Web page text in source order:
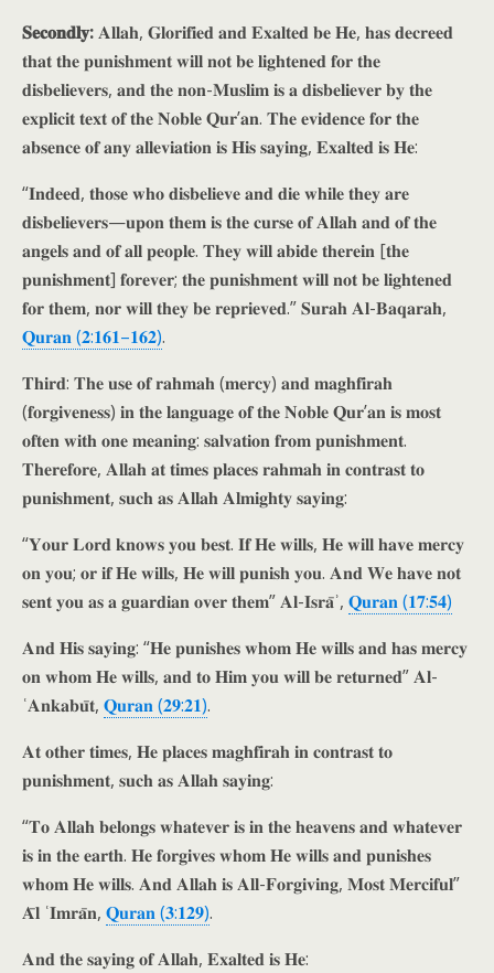
𝐒𝐞𝐜𝐨𝐧𝐝𝐥𝐲:𝐀𝐥𝐥𝐚𝐡, 𝐆𝐥𝐨𝐫𝐢𝐟𝐢𝐞𝐝 𝐚𝐧𝐝 𝐄𝐱𝐚𝐥𝐭𝐞𝐝 𝐛𝐞 𝐇𝐞, 𝐡𝐚𝐬 𝐝𝐞𝐜𝐫𝐞𝐞𝐝
𝐭𝐡𝐚𝐭 𝐭𝐡𝐞 𝐩𝐮𝐧𝐢𝐬𝐡𝐦𝐞𝐧𝐭 𝐰𝐢𝐥𝐥 𝐧𝐨𝐭 𝐛𝐞 𝐥𝐢𝐠𝐡𝐭𝐞𝐧𝐞𝐝 𝐟𝐨𝐫 𝐭𝐡𝐞
𝐝𝐢𝐬𝐛𝐞𝐥𝐢𝐞𝐯𝐞𝐫𝐬, 𝐚𝐧𝐝 𝐭𝐡𝐞 𝐧𝐨𝐧-𝐌𝐮𝐬𝐥𝐢𝐦 𝐢𝐬 𝐚 𝐝𝐢𝐬𝐛𝐞𝐥𝐢𝐞𝐯𝐞𝐫 𝐛𝐲 𝐭𝐡𝐞
𝐞𝐱𝐩𝐥𝐢𝐜𝐢𝐭 𝐭𝐞𝐱𝐭 𝐨𝐟 𝐭𝐡𝐞 𝐍𝐨𝐛𝐥𝐞 𝐐𝐮𝐫’𝐚𝐧. 𝐓𝐡𝐞 𝐞𝐯𝐢𝐝𝐞𝐧𝐜𝐞 𝐟𝐨𝐫 𝐭𝐡𝐞
𝐚𝐛𝐬𝐞𝐧𝐜𝐞 𝐨𝐟 𝐚𝐧𝐲 𝐚𝐥𝐥𝐞𝐯𝐢𝐚𝐭𝐢𝐨𝐧 𝐢𝐬 𝐇𝐢𝐬 𝐬𝐚𝐲𝐢𝐧𝐠, 𝐄𝐱𝐚𝐥𝐭𝐞𝐝 𝐢𝐬 𝐇𝐞:
“𝐈𝐧𝐝𝐞𝐞𝐝, 𝐭𝐡𝐨𝐬𝐞 𝐰𝐡𝐨 𝐝𝐢𝐬𝐛𝐞𝐥𝐢𝐞𝐯𝐞 𝐚𝐧𝐝 𝐝𝐢𝐞 𝐰𝐡𝐢𝐥𝐞 𝐭𝐡𝐞𝐲 𝐚𝐫𝐞
𝐝𝐢𝐬𝐛𝐞𝐥𝐢𝐞𝐯𝐞𝐫𝐬—𝐮𝐩𝐨𝐧 𝐭𝐡𝐞𝐦 𝐢𝐬 𝐭𝐡𝐞 𝐜𝐮𝐫𝐬𝐞 𝐨𝐟 𝐀𝐥𝐥𝐚𝐡 𝐚𝐧𝐝 𝐨𝐟 𝐭𝐡𝐞
𝐚𝐧𝐠𝐞𝐥𝐬 𝐚𝐧𝐝 𝐨𝐟 𝐚𝐥𝐥 𝐩𝐞𝐨𝐩𝐥𝐞. 𝐓𝐡𝐞𝐲 𝐰𝐢𝐥𝐥 𝐚𝐛𝐢𝐝𝐞 𝐭𝐡𝐞𝐫𝐞𝐢𝐧 [𝐭𝐡𝐞
𝐩𝐮𝐧𝐢𝐬𝐡𝐦𝐞𝐧𝐭] 𝐟𝐨𝐫𝐞𝐯𝐞𝐫; 𝐭𝐡𝐞 𝐩𝐮𝐧𝐢𝐬𝐡𝐦𝐞𝐧𝐭 𝐰𝐢𝐥𝐥 𝐧𝐨𝐭 𝐛𝐞 𝐥𝐢𝐠𝐡𝐭𝐞𝐧𝐞𝐝
𝐟𝐨𝐫 𝐭𝐡𝐞𝐦, 𝐧𝐨𝐫 𝐰𝐢𝐥𝐥 𝐭𝐡𝐞𝐲 𝐛𝐞 𝐫𝐞𝐩𝐫𝐢𝐞𝐯𝐞𝐝.” 𝐒𝐮𝐫𝐚𝐡 𝐀𝐥-𝐁𝐚𝐪𝐚𝐫𝐚𝐡,
𝐐𝐮𝐫𝐚𝐧 (𝟐:𝟏𝟔𝟏–𝟏𝟔𝟐).
𝐓𝐡𝐢𝐫𝐝: 𝐓𝐡𝐞 𝐮𝐬𝐞 𝐨𝐟 𝐫𝐚𝐡𝐦𝐚𝐡 (𝐦𝐞𝐫𝐜𝐲) 𝐚𝐧𝐝 𝐦𝐚𝐠𝐡𝐟𝐢𝐫𝐚𝐡
(𝐟𝐨𝐫𝐠𝐢𝐯𝐞𝐧𝐞𝐬𝐬) 𝐢𝐧 𝐭𝐡𝐞 𝐥𝐚𝐧𝐠𝐮𝐚𝐠𝐞 𝐨𝐟 𝐭𝐡𝐞 𝐍𝐨𝐛𝐥𝐞 𝐐𝐮𝐫’𝐚𝐧 𝐢𝐬 𝐦𝐨𝐬𝐭
𝐨𝐟𝐭𝐞𝐧 𝐰𝐢𝐭𝐡 𝐨𝐧𝐞 𝐦𝐞𝐚𝐧𝐢𝐧𝐠: 𝐬𝐚𝐥𝐯𝐚𝐭𝐢𝐨𝐧 𝐟𝐫𝐨𝐦 𝐩𝐮𝐧𝐢𝐬𝐡𝐦𝐞𝐧𝐭.
𝐓𝐡𝐞𝐫𝐞𝐟𝐨𝐫𝐞, 𝐀𝐥𝐥𝐚𝐡 𝐚𝐭 𝐭𝐢𝐦𝐞𝐬 𝐩𝐥𝐚𝐜𝐞𝐬 𝐫𝐚𝐡𝐦𝐚𝐡 𝐢𝐧 𝐜𝐨𝐧𝐭𝐫𝐚𝐬𝐭 𝐭𝐨
𝐩𝐮𝐧𝐢𝐬𝐡𝐦𝐞𝐧𝐭, 𝐬𝐮𝐜𝐡 𝐚𝐬 𝐀𝐥𝐥𝐚𝐡 𝐀𝐥𝐦𝐢𝐠𝐡𝐭𝐲 𝐬𝐚𝐲𝐢𝐧𝐠:
“𝐘𝐨𝐮𝐫 𝐋𝐨𝐫𝐝 𝐤𝐧𝐨𝐰𝐬 𝐲𝐨𝐮 𝐛𝐞𝐬𝐭. 𝐈𝐟 𝐇𝐞 𝐰𝐢𝐥𝐥𝐬, 𝐇𝐞 𝐰𝐢𝐥𝐥 𝐡𝐚𝐯𝐞 𝐦𝐞𝐫𝐜𝐲
𝐨𝐧 𝐲𝐨𝐮; 𝐨𝐫 𝐢𝐟 𝐇𝐞 𝐰𝐢𝐥𝐥𝐬, 𝐇𝐞 𝐰𝐢𝐥𝐥 𝐩𝐮𝐧𝐢𝐬𝐡 𝐲𝐨𝐮. 𝐀𝐧𝐝 𝐖𝐞 𝐡𝐚𝐯𝐞 𝐧𝐨𝐭
𝐬𝐞𝐧𝐭 𝐲𝐨𝐮 𝐚𝐬 𝐚 𝐠𝐮𝐚𝐫𝐝𝐢𝐚𝐧 𝐨𝐯𝐞𝐫 𝐭𝐡𝐞𝐦” 𝐀𝐥-𝐈𝐬𝐫𝐚̄ʾ, 𝐐𝐮𝐫𝐚𝐧 (𝟏𝟕:𝟓𝟒)
𝐀𝐧𝐝 𝐇𝐢𝐬 𝐬𝐚𝐲𝐢𝐧𝐠: “𝐇𝐞 𝐩𝐮𝐧𝐢𝐬𝐡𝐞𝐬 𝐰𝐡𝐨𝐦 𝐇𝐞 𝐰𝐢𝐥𝐥𝐬 𝐚𝐧𝐝 𝐡𝐚𝐬 𝐦𝐞𝐫𝐜𝐲
𝐨𝐧 𝐰𝐡𝐨𝐦 𝐇𝐞 𝐰𝐢𝐥𝐥𝐬, 𝐚𝐧𝐝 𝐭𝐨 𝐇𝐢𝐦 𝐲𝐨𝐮 𝐰𝐢𝐥𝐥 𝐛𝐞 𝐫𝐞𝐭𝐮𝐫𝐧𝐞𝐝” 𝐀𝐥-
ʿ𝐀𝐧𝐤𝐚𝐛𝐮̄𝐭, 𝐐𝐮𝐫𝐚𝐧 (𝟐𝟗:𝟐𝟏).
𝐀𝐭 𝐨𝐭𝐡𝐞𝐫 𝐭𝐢𝐦𝐞𝐬, 𝐇𝐞 𝐩𝐥𝐚𝐜𝐞𝐬 𝐦𝐚𝐠𝐡𝐟𝐢𝐫𝐚𝐡 𝐢𝐧 𝐜𝐨𝐧𝐭𝐫𝐚𝐬𝐭 𝐭𝐨
𝐩𝐮𝐧𝐢𝐬𝐡𝐦𝐞𝐧𝐭, 𝐬𝐮𝐜𝐡 𝐚𝐬 𝐀𝐥𝐥𝐚𝐡 𝐬𝐚𝐲𝐢𝐧𝐠:
“𝐓𝐨 𝐀𝐥𝐥𝐚𝐡 𝐛𝐞𝐥𝐨𝐧𝐠𝐬 𝐰𝐡𝐚𝐭𝐞𝐯𝐞𝐫 𝐢𝐬 𝐢𝐧 𝐭𝐡𝐞 𝐡𝐞𝐚𝐯𝐞𝐧𝐬 𝐚𝐧𝐝 𝐰𝐡𝐚𝐭𝐞𝐯𝐞𝐫
𝐢𝐬 𝐢𝐧 𝐭𝐡𝐞 𝐞𝐚𝐫𝐭𝐡. 𝐇𝐞 𝐟𝐨𝐫𝐠𝐢𝐯𝐞𝐬 𝐰𝐡𝐨𝐦 𝐇𝐞 𝐰𝐢𝐥𝐥𝐬 𝐚𝐧𝐝 𝐩𝐮𝐧𝐢𝐬𝐡𝐞𝐬
𝐰𝐡𝐨𝐦 𝐇𝐞 𝐰𝐢𝐥𝐥𝐬. 𝐀𝐧𝐝 𝐀𝐥𝐥𝐚𝐡 𝐢𝐬 𝐀𝐥𝐥-𝐅𝐨𝐫𝐠𝐢𝐯𝐢𝐧𝐠, 𝐌𝐨𝐬𝐭 𝐌𝐞𝐫𝐜𝐢𝐟𝐮𝐥”
𝐀̄𝐥 ʿ𝐈𝐦𝐫𝐚̄𝐧, 𝐐𝐮𝐫𝐚𝐧 (𝟑:𝟏𝟐𝟗).
𝐀𝐧𝐝 𝐭𝐡𝐞 𝐬𝐚𝐲𝐢𝐧𝐠 𝐨𝐟 𝐀𝐥𝐥𝐚𝐡, 𝐄𝐱𝐚𝐥𝐭𝐞𝐝 𝐢𝐬 𝐇𝐞: